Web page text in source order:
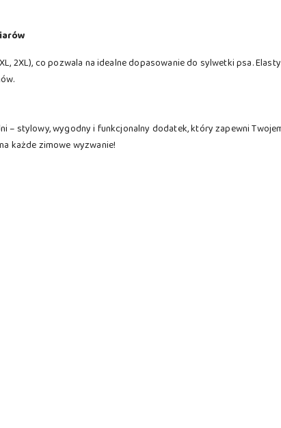
2XL), co pozwala na idealne dopasowanie do sylwetki psa.
– stylowy, wygodny i funkcjonalny dodatek, który zapewni
każde zimowe wyzwanie!